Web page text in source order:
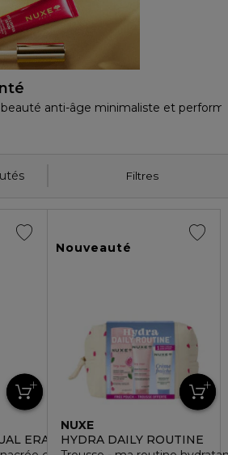
anti-âge minimaliste et
Filtres
ERA GOLD
Nouveauté
NUXE
HYDRA DAILY ROUTINE